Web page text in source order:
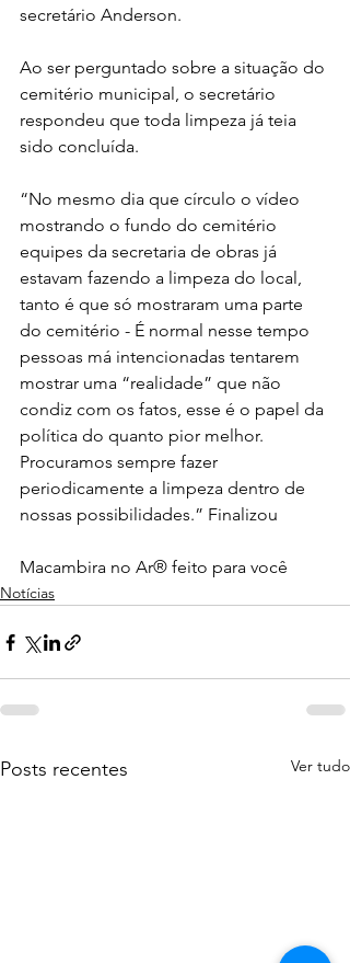
secretário Anderson.
Ao ser perguntado sobre a situação do
cemitério municipal, o secretário
respondeu que toda limpeza já teia
sido concluída.
“No mesmo dia que círculo o vídeo
mostrando o fundo do cemitério
equipes da secretaria de obras já
estavam fazendo a limpeza do local,
tanto é que só mostraram uma parte
do cemitério - É normal nesse tempo
pessoas má intencionadas tentarem
mostrar uma “realidade” que não
condiz com os fatos, esse é o papel da
política do quanto pior melhor.
Procuramos sempre fazer
periodicamente a limpeza dentro de
nossas possibilidades.” Finalizou
Macambira no Ar® feito para você
Notícias
Posts recentes Ver tudo